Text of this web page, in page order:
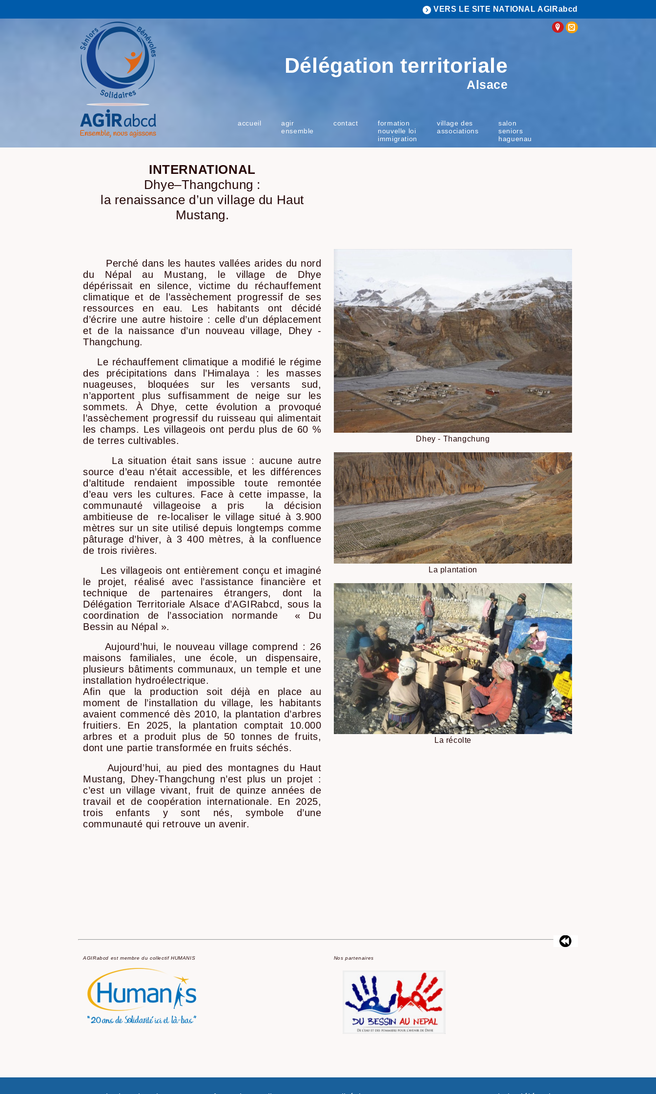
VERS LE SITE NATIONAL AGIRabcd
Délégation territoriale
Alsace
accueil
agir
ensemble
contact
formation
nouvelle loi
immigration
village des
associations
salon
seniors
haguenau
INTERNATIONAL
Dhye–Thangchung :
la renaissance d’un village du Haut
Mustang.
Perché dans les hautes vallées arides du nord
du Népal au Mustang, le village de Dhye
dépérissait en silence, victime du réchauffement
climatique et de l’assèchement progressif de ses
ressources en eau. Les habitants ont décidé
d’écrire une autre histoire : celle d’un déplacement
et de la naissance d’un nouveau village, Dhey -
Thangchung.
Le réchauffement climatique a modifié le régime
des précipitations dans l’Himalaya : les masses
nuageuses, bloquées sur les versants sud,
n’apportent plus suffisamment de neige sur les
sommets. À Dhye, cette évolution a provoqué
l’assèchement progressif du ruisseau qui alimentait
les champs. Les villageois ont perdu plus de 60 %
de terres cultivables.
La situation était sans issue : aucune autre
source d’eau n’était accessible, et les différences
d’altitude rendaient impossible toute remontée
d’eau vers les cultures. Face à cette impasse, la
communauté villageoise a pris la décision
ambitieuse de re-localiser le village situé à 3.900
mètres sur un site utilisé depuis longtemps comme
pâturage d’hiver, à 3 400 mètres, à la confluence
de trois rivières.
Les villageois ont entièrement conçu et imaginé
le projet, réalisé avec l’assistance financière et
technique de partenaires étrangers, dont la
Délégation Territoriale Alsace d’AGIRabcd, sous la
coordination de l’association normande « Du
Bessin au Népal ».
Aujourd’hui, le nouveau village comprend : 26
maisons familiales, une école, un dispensaire,
plusieurs bâtiments communaux, un temple et une
installation hydroélectrique.
Afin que la production soit déjà en place au
moment de l’installation du village, les habitants
avaient commencé dès 2010, la plantation d’arbres
fruitiers. En 2025, la plantation comptait 10.000
arbres et a produit plus de 50 tonnes de fruits,
dont une partie transformée en fruits séchés.
Aujourd’hui, au pied des montagnes du Haut
Mustang, Dhey-Thangchung n’est plus un projet :
c’est un village vivant, fruit de quinze années de
travail et de coopération internationale. En 2025,
trois enfants y sont nés, symbole d’une
communauté qui retrouve un avenir.
Dhey - Thangchung
La plantation
La récolte
AGIRabcd est membre du collectif HUMANIS Nos partenaires